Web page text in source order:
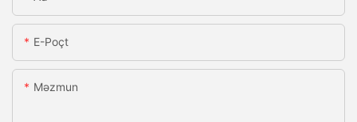
E-Poçt
Məzmun